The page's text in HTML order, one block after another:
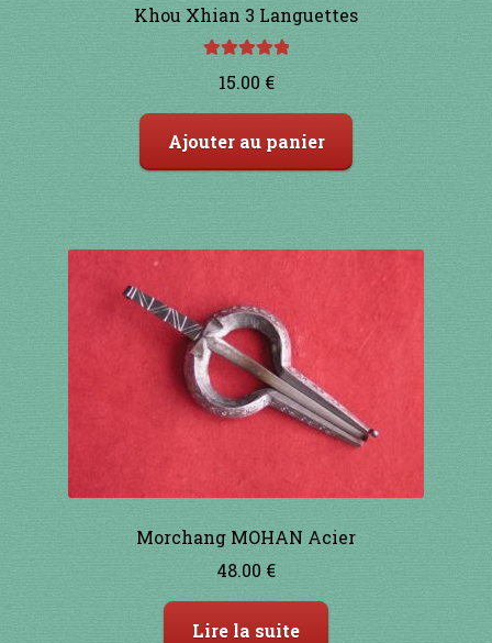
101 à 110€
Khou Xhian 3 Languettes
5
15.00 €
Ajouter au panier
Morchang MOHAN Acier
48.00 €
Lire la suite